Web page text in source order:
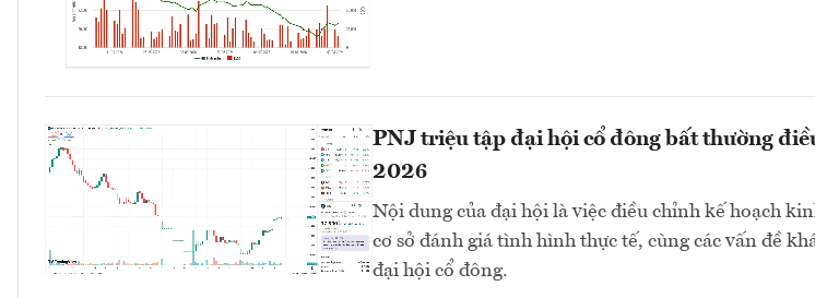
PNJ triệu tập đại hội cổ đông bất thường
2026
Nội dung của đại hội là việc điều chỉnh kế hoạch
cơ sở đánh giá tình hình thực tế, cùng các vấn đề
đại hội cổ đông.